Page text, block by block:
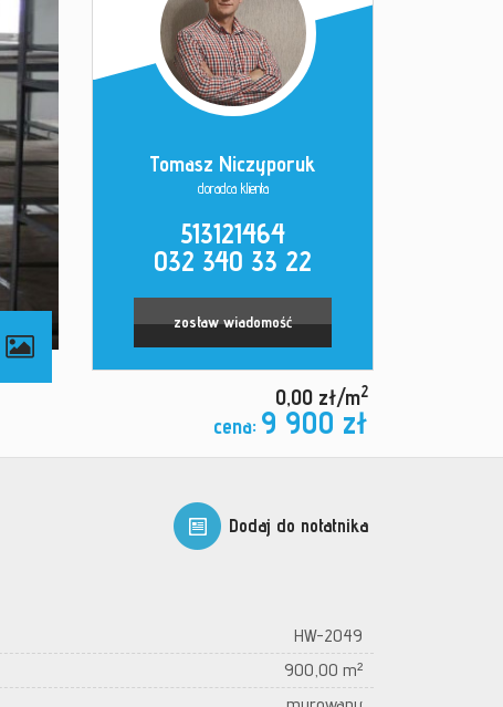
Tomasz Niczyporuk
doradca klienta
513121464
032 340 33 22
zostaw wiadomość
0,00 zł/m2
cena: 9 900 zł
Dodaj do notatnika
HW-2049
900,00 m²